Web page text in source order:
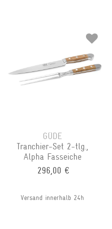
GÜDE
Tranchier-Set 2-tlg.,
Alpha Fasseiche
296,00 €
Versand innerhalb 24h